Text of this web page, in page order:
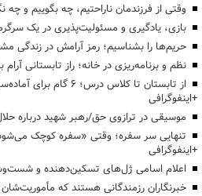
وقتی از فرزندمان ناراحتیم، چه بگوییم و چه
بازی، یادگیری و مسئولیت‌پذیری در یک
حریم‌ها را بشناسیم؛ رمز آرامش در زندگی
نظم و برنامه‌ریزی در خانه؛ راز تابستانی آرام
از تابستان تا کلاس
+اینفوگرافی
موسیقی در ترازوی حق/رهبر شهید درباره
تنهایی سر سفره؛ وقتی «سفره کوچک
+اینفوگرافی
اعلام اسامی ژل‌های تسکین‌دهنده و
خبرنگاران رزمندگانی هستند که